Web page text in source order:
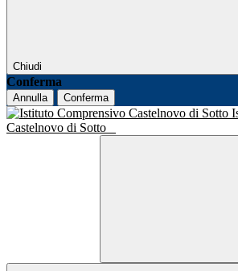
Chiudi
Conferma
Annulla Conferma
Castelnovo di Sotto